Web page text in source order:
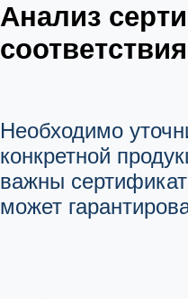
Анализ
Необходимо
конкретной
важны
может